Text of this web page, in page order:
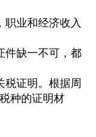
职业和经济收入
件缺一不可，都
税证明。根据周
种的证明材